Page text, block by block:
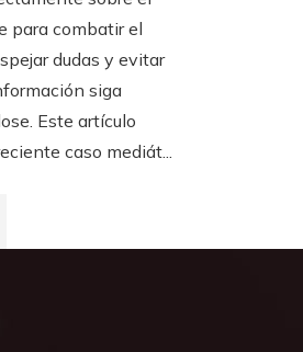
para combatir el
dudas y evitar
siga
Este artículo
caso mediát...